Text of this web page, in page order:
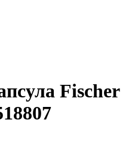
Fischer